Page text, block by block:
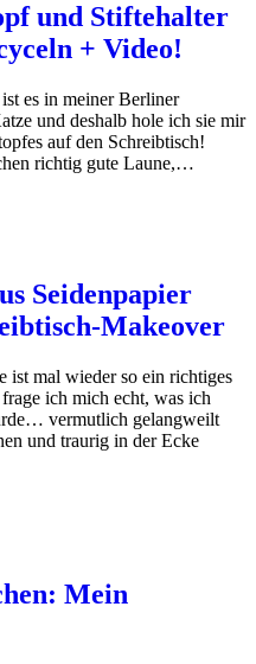
und Stiftehalter
+ Video!
es in meiner Berliner
und deshalb hole ich sie mir
auf den Schreibtisch!
richtig gute Laune,…
Seidenpapier
Makeover
ist mal wieder so ein richtiges
ich mich echt, was ich
vermutlich gelangweilt
und traurig in der Ecke
Mein